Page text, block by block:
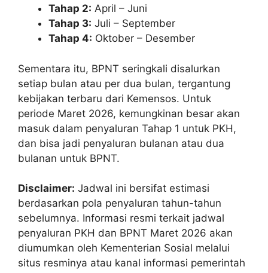
Tahap 2: April – Juni
Tahap 3: Juli – September
Tahap 4: Oktober – Desember
Sementara itu, BPNT seringkali disalurkan
setiap bulan atau per dua bulan, tergantung
kebijakan terbaru dari Kemensos. Untuk
periode Maret 2026, kemungkinan besar akan
masuk dalam penyaluran Tahap 1 untuk PKH,
dan bisa jadi penyaluran bulanan atau dua
bulanan untuk BPNT.
Disclaimer: Jadwal ini bersifat estimasi
berdasarkan pola penyaluran tahun-tahun
sebelumnya. Informasi resmi terkait jadwal
penyaluran PKH dan BPNT Maret 2026 akan
diumumkan oleh Kementerian Sosial melalui
situs resminya atau kanal informasi pemerintah